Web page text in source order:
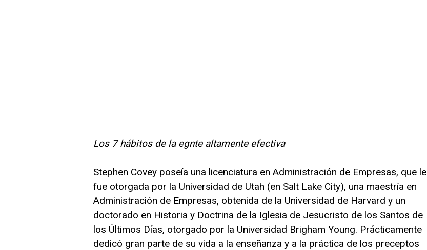
Los 7 hábitos de la egnte altamente efectiva
Stephen Covey poseía una licenciatura en Administración de Empresas, que le
fue otorgada por la Universidad de Utah (en Salt Lake City), una maestría en
Administración de Empresas, obtenida de la Universidad de Harvard y un
doctorado en Historia y Doctrina de la Iglesia de Jesucristo de los Santos de
los Últimos Días, otorgado por la Universidad Brigham Young. Prácticamente
dedicó gran parte de su vida a la enseñanza y a la práctica de los preceptos